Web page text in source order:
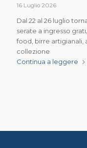
16 Luglio 2026
Dal 22 al 26 luglio
serate a ingresso
food, birre artigianali,
collezione
Continua a leggere